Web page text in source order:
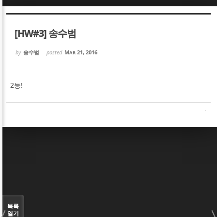
[HW#3] 송수범
by 송수범 posted Mar 21, 2016
2등!
목록
열기
Sketchbook5, 스케치북5
Sketchbook5, 스케치북5
Sketchbook5, 스케치북5
Sketchbook5, 스케치북5